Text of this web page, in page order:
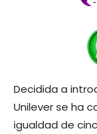
Decidida a
Unilever se ha
igualdad de